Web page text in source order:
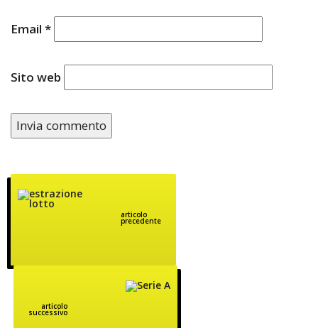
Email *
Sito web
articolo
precedente
articolo
successivo